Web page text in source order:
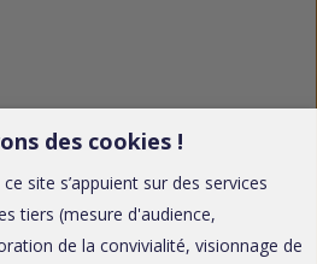
des cookies !
site s’appuient sur des services
tiers (mesure d'audience,
de la convivialité, visionnage de